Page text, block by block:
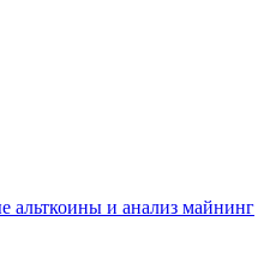
альткоины и анализ майнинг